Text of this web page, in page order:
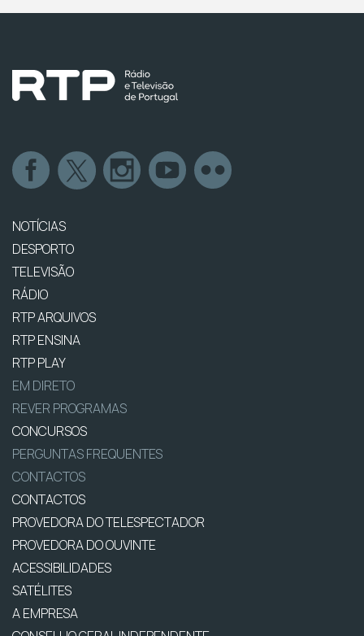
NOTÍCIAS
DESPORTO
TELEVISÃO
RÁDIO
RTP ARQUIVOS
RTP ENSINA
RTP PLAY
EM DIRETO
REVER PROGRAMAS
CONCURSOS
PERGUNTAS FREQUENTES
CONTACTOS
CONTACTOS
PROVEDORA DO TELESPECTADOR
PROVEDORA DO OUVINTE
ACESSIBILIDADES
SATÉLITES
A EMPRESA